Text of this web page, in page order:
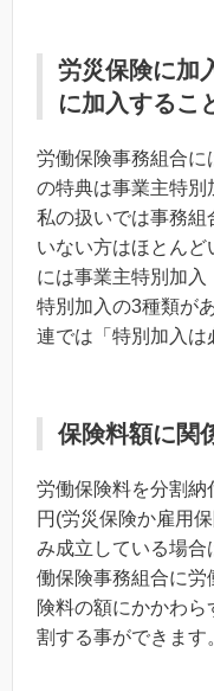
労災保険に加
に加入するこ
労働保険事務組合に
の特典は事業主特別
私の扱いでは事務組
いない方はほとんど
には事業主特別加
特別加入の3種類が
連では「特別加入は
保険料額に関
労働保険料を分割
円(労災保険か雇用
み成立している場合
働保険事務組合に労
険料の額にかかわ
割する事ができます